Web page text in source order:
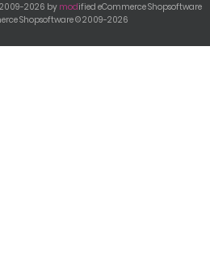
2009-2026 by modified eCommerce Shopsoftware
Shopsoftware © 2009-2026